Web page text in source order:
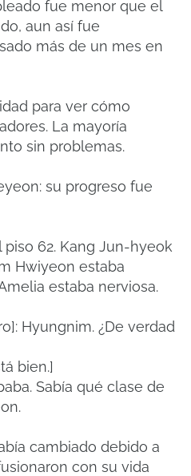
fue menor que el
aun así fue
más de un mes en
para ver cómo
La mayoría
sin problemas.
su progreso fue
62. Kang Jun-hyeok
Hwiyeon estaba
estaba nerviosa.
Hyungnim. ¿De verdad
bien.]
Sabía qué clase de
cambiado debido a
con su vida